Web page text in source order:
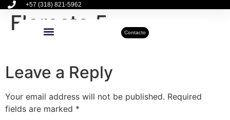
+57 (318) 821-5962
Contacto
Floresta 5
Leave a Reply
Your email address will not be published. Required
fields are marked *